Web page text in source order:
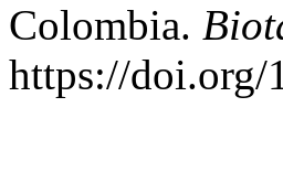
Colombia.
https://doi.org/